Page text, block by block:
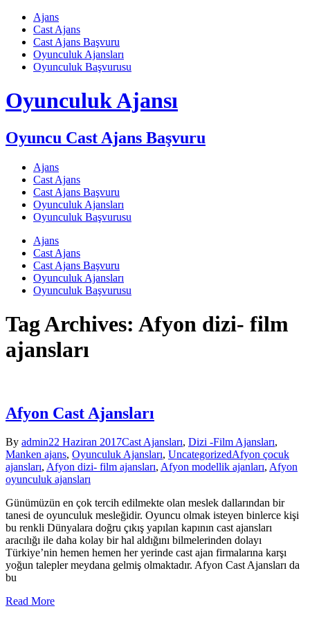
Skip
content
Ajans
Cast Ajans
Cast Ajans Başvuru
Oyunculuk Ajansları
Oyunculuk Başvurusu
Oyunculuk Ajansı
Oyuncu Cast Ajans Başvuru
Ajans
Cast Ajans
Cast Ajans Başvuru
Oyunculuk Ajansları
Oyunculuk Başvurusu
Ajans
Cast Ajans
Cast Ajans Başvuru
Oyunculuk Ajansları
Oyunculuk Başvurusu
Tag Archives: Afyon dizi- film
ajansları
Afyon Cast Ajansları
By admin22 Haziran 2017Cast Ajansları, Dizi -Film Ajansları,
Manken ajans, Oyunculuk Ajansları, UncategorizedAfyon çocuk
ajansları, Afyon dizi- film ajansları, Afyon modellik ajanları, Afyon
oyunculuk ajansları
Günümüzün en çok tercih edilmekte olan meslek dallarından bir
tanesi de oyunculuk mesleğidir. Oyuncu olmak isteyen binlerce kişi
bu renkli Dünyalara doğru çıkış yapılan kapının cast ajansları
aracılığı ile daha kolay bir hal aldığını bilmelerinden dolayı
Türkiye’nin hemen hemen her yerinde cast ajan firmalarına karşı
yoğun talepler meydana gelmiş olmaktadır. Afyon Cast Ajansları da
bu
Read More